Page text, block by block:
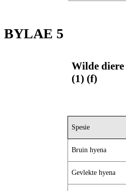
BYLAE
Wilde diere
(1) (f)
Spesie
Bruin hyena
Gevlekte hyena